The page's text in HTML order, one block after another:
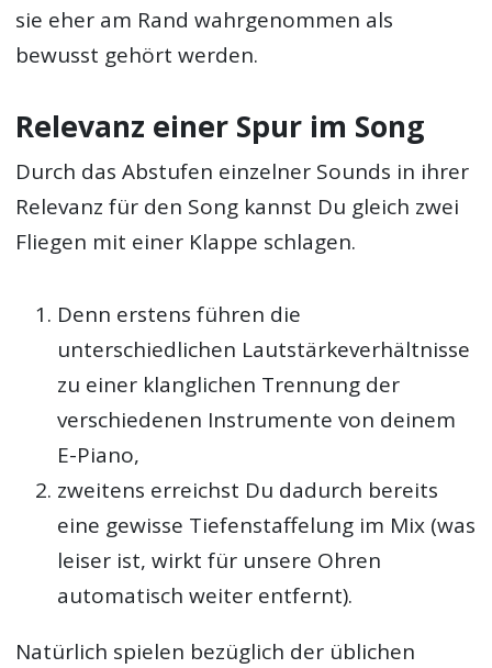
sie eher am Rand wahrgenommen als
bewusst gehört werden.
Relevanz einer Spur im Song
Durch das Abstufen einzelner Sounds in ihrer
Relevanz für den Song kannst Du gleich zwei
Fliegen mit einer Klappe schlagen.
Denn erstens führen die
unterschiedlichen Lautstärkeverhältnisse
zu einer klanglichen Trennung der
verschiedenen Instrumente von deinem
E-Piano,
zweitens erreichst Du dadurch bereits
eine gewisse Tiefenstaffelung im Mix (was
leiser ist, wirkt für unsere Ohren
automatisch weiter entfernt).
Natürlich spielen bezüglich der üblichen